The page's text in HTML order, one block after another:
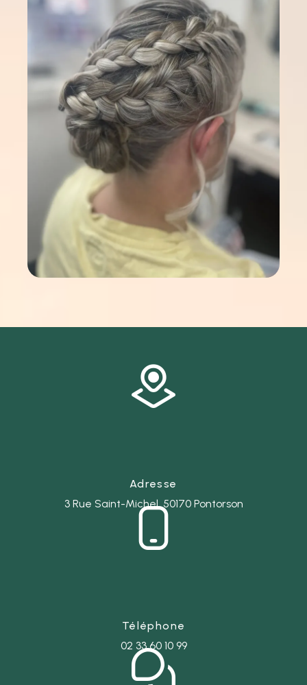
Adresse
3 Rue Saint-Michel, 50170 Pontorson
Téléphone
02 33 60 10 99